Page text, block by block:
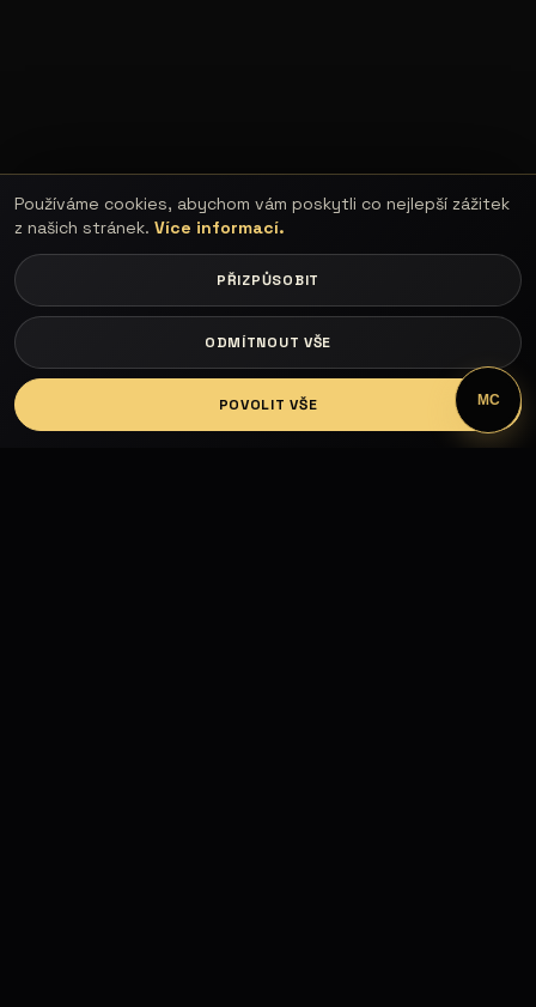
LOGIN
Používáme cookies, abychom vám poskytli co nejlepší zážitek
z našich stránek. Více informací.
PŘIZPŮSOBIT
ODMÍTNOUT VŠE
POVOLIT VŠE MC